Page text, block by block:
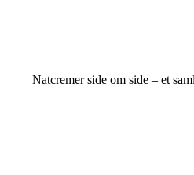
Natcremer side om side – et